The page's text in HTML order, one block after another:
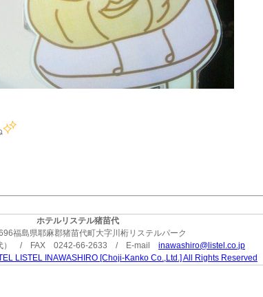
ホテルリステル猪苗代
福島県耶麻郡猪苗代町大字川桁リステルパーク
） / FAX 0242-66-2633 / E-mail inawashiro@listel.co.jp
LISTEL INAWASHIRO [Choji-Kanko Co.,Ltd.] All Rights Reserved